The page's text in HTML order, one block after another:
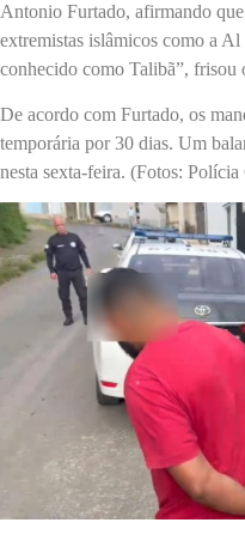
Antonio Furtado, afirmando
extremistas islâmicos como a
conhecido como Talibã”, frisou
De acordo com Furtado, os
temporária por 30 dias. Um
nesta sexta-feira. (Fotos: